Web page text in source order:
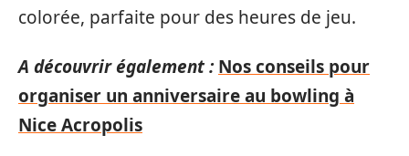
colorée, parfaite pour des heures de jeu.
A découvrir également : Nos conseils pour
organiser un anniversaire au bowling à
Nice Acropolis